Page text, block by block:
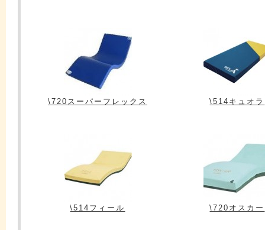
\720スーパーフレックス \514キュオラ
\514フィール \720オスカー